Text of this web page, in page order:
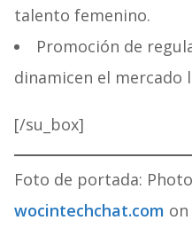
talento femenino.
Promoción de
dinamicen el mercado
[/su_box]
Foto de portada:
wocintechchat.com on